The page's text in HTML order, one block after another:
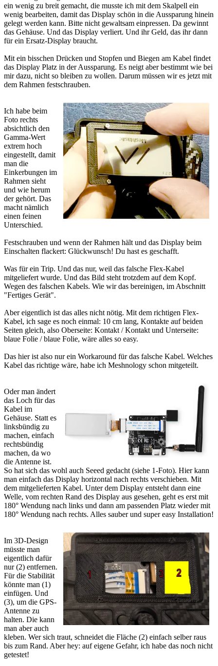
ein wenig zu breit gemacht, die musste ich mit dem Skalpell ein
wenig bearbeiten, damit das Display schön in die Aussparung hinein
gelegt werden kann. Bitte nicht gewaltsam einpressen. Da gewinnt
das Gehäuse. Und das Display verliert. Und ihr Geld, das ihr dann
für ein Ersatz-Display braucht.
Mit ein bisschen Drücken und Stopfen und Biegen am Kabel findet
das Display Platz in der Aussparung. Es neigt aber bestimmt wie bei
mir dazu, nicht so bleiben zu wollen. Darum müssen wir es jetzt mit
dem Rahmen festschrauben.
Ich habe beim
Foto rechts
absichtlich den
Gamma-Wert
extrem hoch
eingestellt, damit
man die
Einkerbungen im
Rahmen sieht
und wie herum
der gehört. Das
macht nämlich
einen feinen
Unterschied.
Festschrauben und wenn der Rahmen hält und das Display beim
Einschalten flackert: Glückwunsch! Du hast es geschafft.
Was für ein Trip. Und das nur, weil das falsche Flex-Kabel
mitgeliefert wurde. Und das Bild steht trotzdem auf dem Kopf.
Wegen des falschen Kabels. Wie wir das bereinigen, im Abschnitt
"Fertiges Gerät".
Aber eigentlich ist das alles nicht nötig. Mit dem richtigen Flex-
Kabel, ich sage es noch einmal: 10 cm lang, Kontakte auf beiden
Seiten gleich, also Oberseite: Kontakt / Kontakt und Unterseite:
blaue Folie / blaue Folie, wäre alles so easy.
Das hier ist also nur ein Workaround für das falsche Kabel. Welches
Kabel das richtige wäre, habe ich Meshnology schon mitgeteilt.
Oder man ändert
das Loch für das
Kabel im
Gehäuse. Statt es
linksbündig zu
machen, einfach
rechtsbündig
machen, da wo
die Antenne ist.
So hat sich das wohl auch Seeed gedacht (siehe 1-Foto). Hier kann
man einfach das Display horizontal nach rechts verschieben. Mit
dem mitgelieferten Kabel. Unter dem Display entsteht dann eine
Welle, vom rechten Rand des Display aus gesehen, geht es erst mit
180° Wendung nach links und dann am passenden Platz wieder mit
180° Wendung nach rechts. Alles sauber und super easy Installation!
Im 3D-Design
müsste man
eigentlich dafür
nur (2) entfernen.
Für die Stabilität
könnte man (1)
einfügen. Und
(3), um die GPS-
Antenne zu
halten. Die kann
man aber auch
kleben. Wer sich traut, schneidet die Fläche (2) einfach selber raus
bis zum Rand. Aber hey: auf eigene Gefahr, ich habe das noch nicht
getestet!